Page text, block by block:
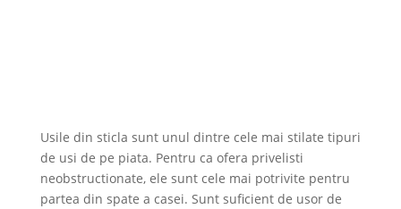
Usile din sticla sunt unul dintre cele mai stilate tipuri
de usi de pe piata. Pentru ca ofera privelisti
neobstructionate, ele sunt cele mai potrivite pentru
partea din spate a casei. Sunt suficient de usor de